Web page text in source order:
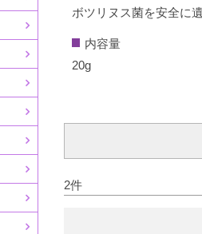
ボツリヌス菌を安全に
内容量
20g
2